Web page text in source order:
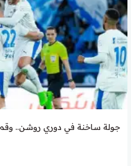
جولة ساخنة في دوري روشن.. وقمة